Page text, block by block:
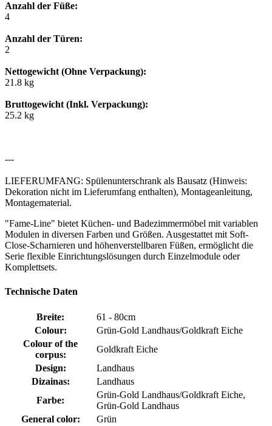
Anzahl der Füße:
4
Anzahl der Türen:
2
Nettogewicht (Ohne Verpackung):
21.8 kg
Bruttogewicht (Inkl. Verpackung):
25.2 kg
---
LIEFERUMFANG: Spülenunterschrank als Bausatz (Hinweis:
Dekoration nicht im Lieferumfang enthalten), Montageanleitung,
Montagematerial.
"Fame-Line" bietet Küchen- und Badezimmermöbel mit variablen
Modulen in diversen Farben und Größen. Ausgestattet mit Soft-
Close-Scharnieren und höhenverstellbaren Füßen, ermöglicht die
Serie flexible Einrichtungslösungen durch Einzelmodule oder
Komplettsets.
Technische Daten
Breite:
61 - 80cm
Colour:
Grün-Gold Landhaus/Goldkraft Eiche
Colour of the
corpus:
Goldkraft Eiche
Design:
Landhaus
Dizainas:
Landhaus
Farbe:
Grün-Gold Landhaus/Goldkraft Eiche,
Grün-Gold Landhaus
General color:
Grün